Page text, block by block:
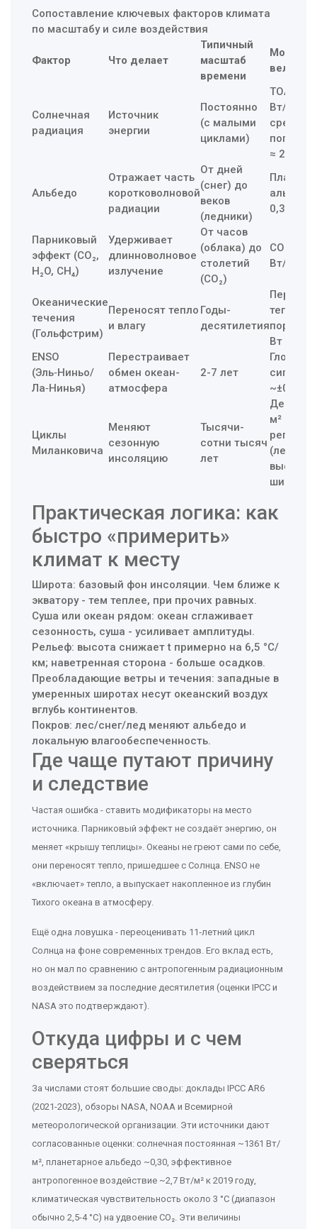
Сопоставление ключевых факторов климата
по масштабу и силе воздействия
Фактор Что делает
Типичный
масштаб
времени
Солнечная
радиация
Источник
энергии
Постоянно
(с малыми
циклами)
TOA ≈
Вт/м²;
среднее
≈ 239
Альбедо
Отражает часть
коротковолновой
радиации
От дней
(снег) до
веков
(ледники)
альбедо
0,30
Парниковый
эффект (CO₂,
H₂O, CH₄)
Удерживает
длинноволновое
излучение
От часов
(облака) до
столетий
(CO₂)
CO₂×2 ≈
Вт/м²
Океанические
течения
(Гольфстрим)
Переносят тепло
и влагу
Годы-
десятилетия
Перенос
тепла
порядка
Вт
ENSO
(Эль‑Ниньо/
Ла‑Нинья)
Перестраивает
обмен океан-
атмосфера
2-7 лет
сигнал
~±0,1-
Циклы
Миланковича
Меняют
сезонную
инсоляцию
Тысячи-
сотни тысяч
лет
м²
(летом
высоких
Практическая логика: как
быстро «примерить»
климат к месту
Широта: базовый фон инсоляции. Чем ближе к
экватору - тем теплее, при прочих равных.
Суша или океан рядом: океан сглаживает
сезонность, суша - усиливает амплитуды.
Рельеф: высота снижает t примерно на 6,5 °C/
км; наветренная сторона - больше осадков.
Преобладающие ветры и течения: западные в
умеренных широтах несут океанский воздух
вглубь континентов.
Покров: лес/снег/лед меняют альбедо и
локальную влагообеспеченность.
Где чаще путают причину
и следствие
Частая ошибка - ставить модификаторы на место
источника. Парниковый эффект не создаёт энергию, он
меняет «крышу теплицы». Океаны не греют сами по себе,
они переносят тепло, пришедшее с Солнца. ENSO не
«включает» тепло, а выпускает накопленное из глубин
Тихого океана в атмосферу.
Ещё одна ловушка - переоценивать 11‑летний цикл
Солнца на фоне современных трендов. Его вклад есть,
но он мал по сравнению с антропогенным радиационным
воздействием за последние десятилетия (оценки IPCC и
NASA это подтверждают).
Откуда цифры и с чем
сверяться
За числами стоят большие своды: доклады IPCC AR6
(2021-2023), обзоры NASA, NOAA и Всемирной
метеорологической организации. Эти источники дают
согласованные оценки: солнечная постоянная ~1361 Вт/
м², планетарное альбедо ~0,30, эффективное
антропогенное воздействие ~2,7 Вт/м² к 2019 году,
климатическая чувствительность около 3 °C (диапазон
обычно 2,5-4 °C) на удвоение CO₂. Эти величины